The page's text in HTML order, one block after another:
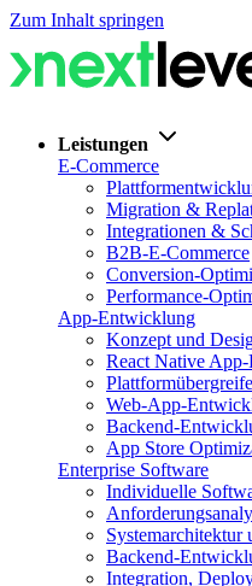
Zum Inhalt springen
Leistungen
E-Commerce
Migration &
Integrationen &
B2B-E-Commerce
Conversion-
Performance-
App-Entwicklung
Konzept und
React Native
Web-App-
Backend-
App Store
Enterprise Software
Individuelle
Systemarchitektur
Backend-
Integration,